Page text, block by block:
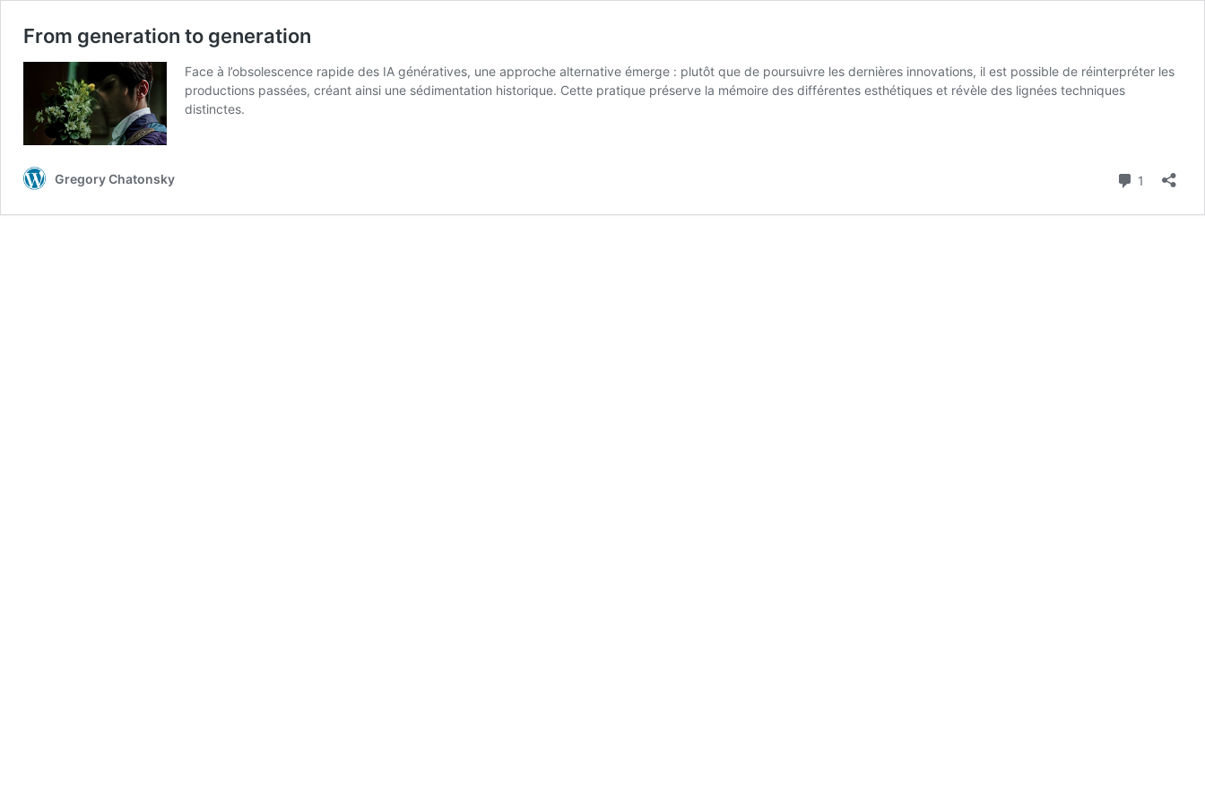
From generation to generation
Face à l’obsolescence rapide des IA génératives, une approche alternative émerge : plutôt que de poursuivre les dernières innovations, il est possible de réinterpréter les
productions passées, créant ainsi une sédimentation historique. Cette pratique préserve la mémoire des différentes esthétiques et révèle des lignées techniques
distinctes.
Gregory Chatonsky 1 Comment